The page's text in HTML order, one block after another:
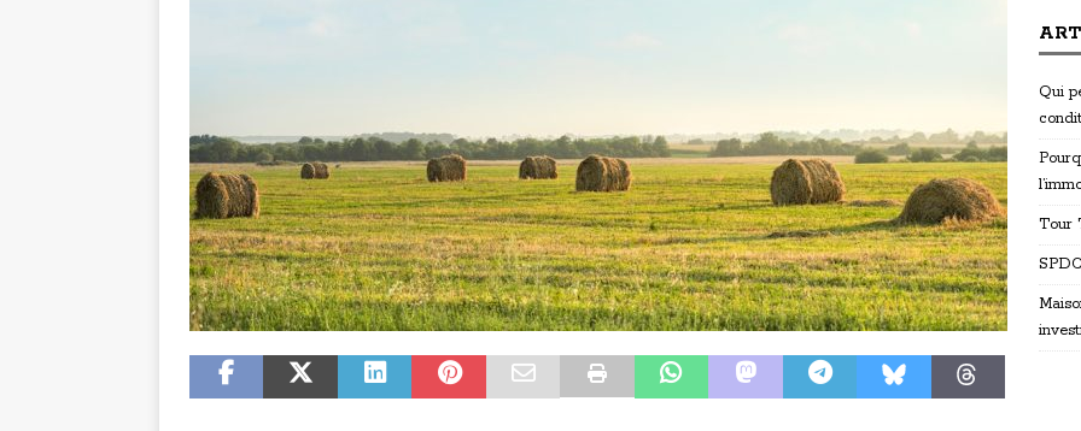
Qui
Tour